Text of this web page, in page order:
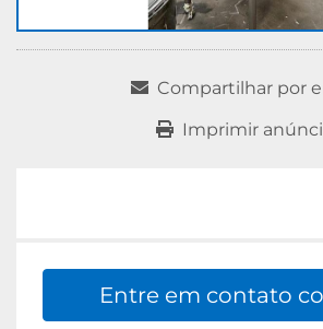
Compartilhar por
Imprimir
Entre em contato